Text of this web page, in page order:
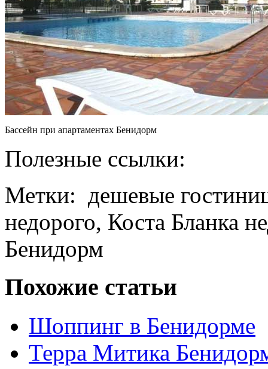
Бассейн при апартаментах Бенидорм
Полезные ссылки:
Метки: дешевые
недорого, Коста Бланка
Бенидорм
Похожие статьи
Шоппинг в Бенидорме
Терра Митика